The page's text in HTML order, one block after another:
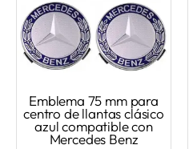
Emblema 75 mm para
centro de llantas clásico
azul compatible con
Mercedes Benz